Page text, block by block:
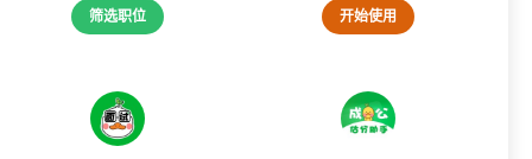
筛选职位 开始使用